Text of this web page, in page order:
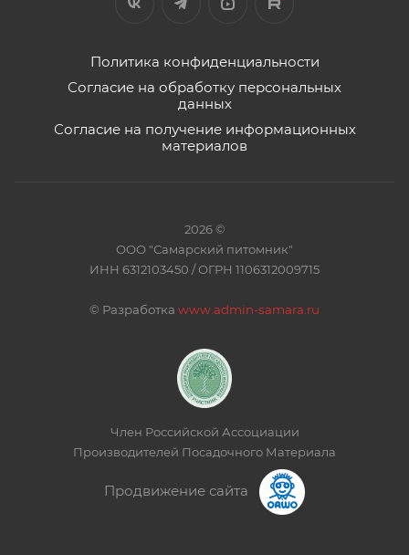
Политика конфиденциальности
Согласие на обработку персональных
данных
Согласие на получение информационных
материалов
2026 ©
ООО "Самарский питомник"
ИНН 6312103450 / ОГРН 1106312009715
© Разработка www.admin-samara.ru
Член Российской Ассоциации
Производителей Посадочного Материала
Продвижение сайта